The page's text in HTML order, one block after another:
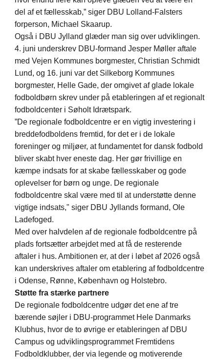
del af et fællesskab,” siger DBU Lolland-Falsters
forperson, Michael Skaarup.
Også i DBU Jylland glæder man sig over udviklingen.
4. juni underskrev DBU-formand Jesper Møller aftale
med Vejen Kommunes borgmester, Christian Schmidt
Lund, og 16. juni var det Silkeborg Kommunes
borgmester, Helle Gade, der omgivet af glade lokale
fodboldbørn skrev under på etableringen af et regionalt
fodboldcenter i Søholt Idrætspark.
”De regionale fodboldcentre er en vigtig investering i
breddefodboldens fremtid, for det er i de lokale
foreninger og miljøer, at fundamentet for dansk fodbold
bliver skabt hver eneste dag. Her gør frivillige en
kæmpe indsats for at skabe fællesskaber og gode
oplevelser for børn og unge. De regionale
fodboldcentre skal være med til at understøtte denne
vigtige indsats," siger DBU Jyllands formand, Ole
Ladefoged.
Med over halvdelen af de regionale fodboldcentre på
plads fortsætter arbejdet med at få de resterende
aftaler i hus. Ambitionen er, at der i løbet af 2026 også
kan underskrives aftaler om etablering af fodboldcentre
i Odense, Rønne, København og Holstebro.
Støtte fra stærke partnere
De regionale fodboldcentre udgør det ene af tre
bærende søjler i DBU-programmet Hele Danmarks
Klubhus, hvor de to øvrige er etableringen af DBU
Campus og udviklingsprogrammet Fremtidens
Fodboldklubber, der via legende og motiverende